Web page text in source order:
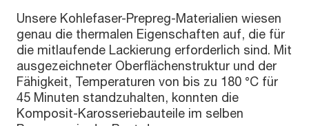
Unsere Kohlefaser-Prepreg-Materialien wiesen
genau die thermalen Eigenschaften auf, die für
die mitlaufende Lackierung erforderlich sind. Mit
ausgezeichneter Oberflächenstruktur und der
Fähigkeit, Temperaturen von bis zu 180 °C für
45 Minuten standzuhalten, konnten die
Komposit-Karosseriebauteile im selben